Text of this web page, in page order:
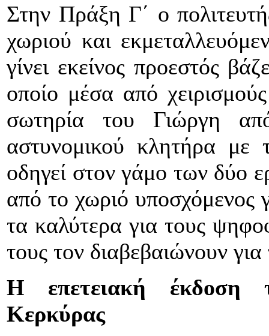
Στην Πράξη Γ΄ ο
χωριού και
γίνει εκείνος προεστός
οποίο μέσα από
σωτηρία του Γιώργη
αστυνομικού κλητήρα
οδηγεί στον γάμο των δύο
από το χωριό υποσχόμενος
τα καλύτερα για τους
τους τον διαβεβαιώνουν
Η επετειακή έκδοση
Κερκύρας